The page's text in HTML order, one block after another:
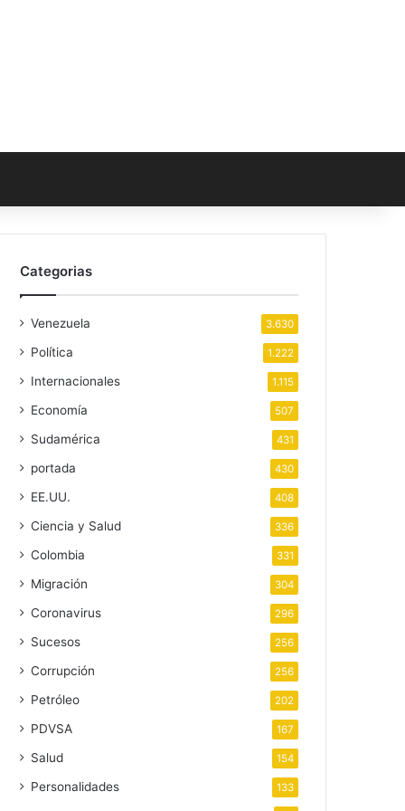
Categorias
Venezuela 3.630
Política 1.222
Internacionales 1.115
Economía 507
Sudamérica 431
portada 430
EE.UU. 408
Ciencia y Salud 336
Colombia 331
Migración 304
Coronavirus 296
Sucesos 256
Corrupción 256
Petróleo 202
PDVSA 167
Salud 154
Personalidades 133